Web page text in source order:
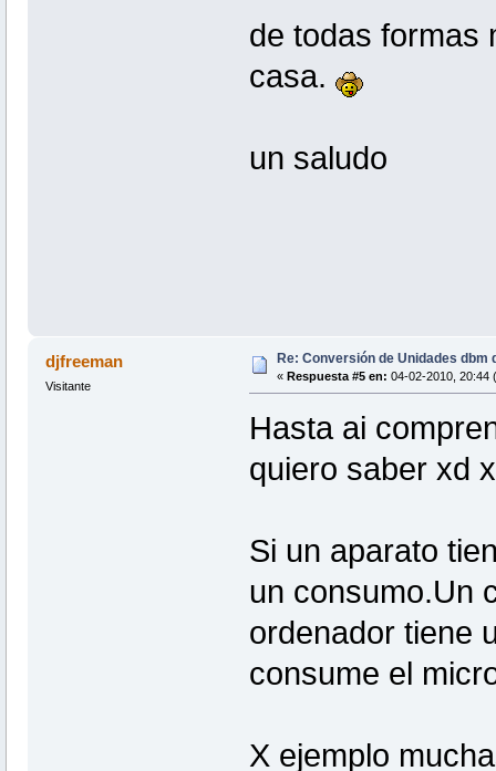
de todas formas
casa.
un saludo
djfreeman
Visitante
Re: Conversión de Unidades dbm
« Respuesta #5 en: 04-02-2010, 20:44
Hasta ai
quiero saber xd
Si un aparato
un consumo.Un
ordenador tiene
consume el
X ejemplo